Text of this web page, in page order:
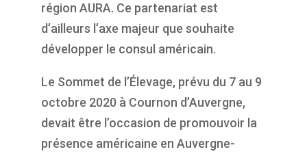
région AURA. Ce partenariat est
d’ailleurs l’axe majeur que souhaite
développer le consul américain.
Le Sommet de l’Élevage, prévu du 7 au 9
octobre 2020 à Cournon d’Auvergne,
devait être l’occasion de promouvoir la
présence américaine en Auvergne-